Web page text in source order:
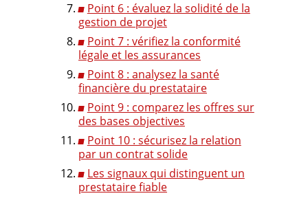
Point 6 : évaluez la solidité de la
gestion de projet
Point 7 : vérifiez la conformité
légale et les assurances
Point 8 : analysez la santé
financière du prestataire
Point 9 : comparez les offres sur
des bases objectives
Point 10 : sécurisez la relation
par un contrat solide
Les signaux qui distinguent un
prestataire fiable